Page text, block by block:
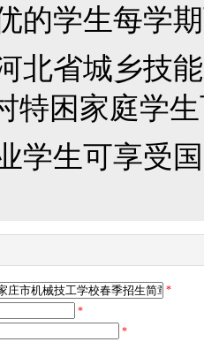
的学生每学
北省城乡技
特困家庭学
学生可享受
*
*
*